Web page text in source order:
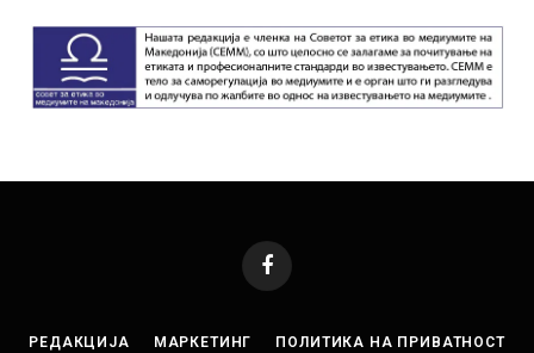
Facebook
РЕДАКЦИЈА МАРКЕТИНГ ПОЛИТИКА НА ПРИВАТНОСТ